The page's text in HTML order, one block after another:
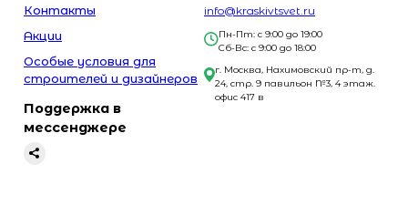
Контакты
Акции
Особые условия для
строителей и дизайнеров
Поддержка в
мессенджере
info@kraskivtsvet.ru
Пн-Пт: с 9:00 до 19:00
Сб-Вс: с 9:00 до 18:00
г. Москва, Нахимовский пр-т, д.
24, стр. 9 павильон №3, 4 этаж.
офис 417 в